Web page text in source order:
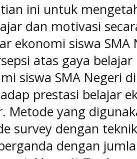
ini untuk
dan motivasi
ekonomi siswa
atas gaya
siswa SMA Negeri
prestasi belajar
Metode yang
survey dengan
dengan